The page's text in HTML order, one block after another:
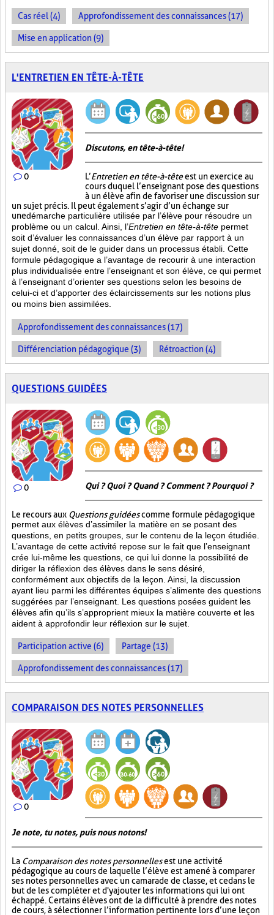
Cas réel (4) Approfondissement des connaissances (17)
Mise en application (9)
L'ENTRETIEN EN TÊTE-À-TÊTE
0
Discutons, en tête-à-tête!
L’Entretien en tête-à-têteest un exercice au
cours duquel l’enseignant pose des questions
à un élève afin de favoriser une discussion sur
un sujet précis. Il peut également s’agir d’un échange sur
unedémarche particulière utilisée par l’élève pour résoudre un
problème ou un calcul. Ainsi, l’Entretien en tête-à-tête permet
soit d’évaluer les connaissances d’un élève par rapport à un
sujet donné, soit de le guider dans un processus établi. Cette
formule pédagogique a l’avantage de recourir à une interaction
plus individualisée entre l’enseignant et son élève, ce qui permet
à l’enseignant d’orienter ses questions selon les besoins de
celui-ci et d’apporter des éclaircissements sur les notions plus
ou moins bien assimilées.
Approfondissement des connaissances (17)
Différenciation pédagogique (3) Rétroaction (4)
QUESTIONS GUIDÉES
0 Qui ? Quoi ? Quand ? Comment ? Pourquoi ?
Le recours aux Questions guidéescomme formule pédagogique
permet aux élèves d’assimiler la matière en se posant des
questions, en petits groupes, sur le contenu de la leçon étudiée.
L’avantage de cette activité repose sur le fait que l’enseignant
crée lui-même les questions, ce qui lui donne la possibilité de
diriger la réflexion des élèves dans le sens désiré,
conformément aux objectifs de la leçon. Ainsi, la discussion
ayant lieu parmi les différentes équipes s’alimente des questions
suggérées par l’enseignant. Les questions posées guident les
élèves afin qu’ils s’approprient mieux la matière couverte et les
aident à approfondir leur réflexion sur le sujet.
Participation active (6) Partage (13)
Approfondissement des connaissances (17)
COMPARAISON DES NOTES PERSONNELLES
0
Je note, tu notes, puis nous notons!
La Comparaison des notes personnellesest une activité
pédagogique au cours de laquelle l’élève est amené à comparer
ses notes personnelles avec un camarade de classe, et ce dans le
but de les compléter et d'y ajouter les informations qui lui ont
échappé. Certains élèves ont de la difficulté à prendre des notes
de cours, à sélectionner l’information pertinente lors d’une leçon